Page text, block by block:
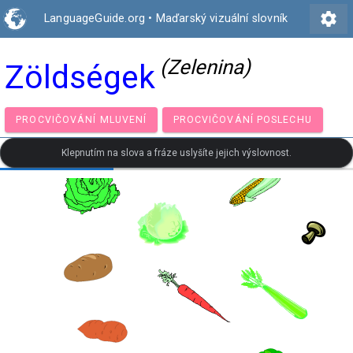
LanguageGuide.org • Maďarský vizuální slovník settings
Zöldségek (Zelenina)
PROCVIČOVÁNÍ MLUVENÍ PROCVIČOVÁNÍ
Klepnutím na slova a fráze uslyšíte jejich výslovnost.